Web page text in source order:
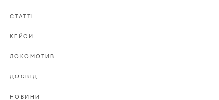
СТАТТІ
КЕЙСИ
ЛОКОМОТИВ
ДОСВІД
НОВИНИ